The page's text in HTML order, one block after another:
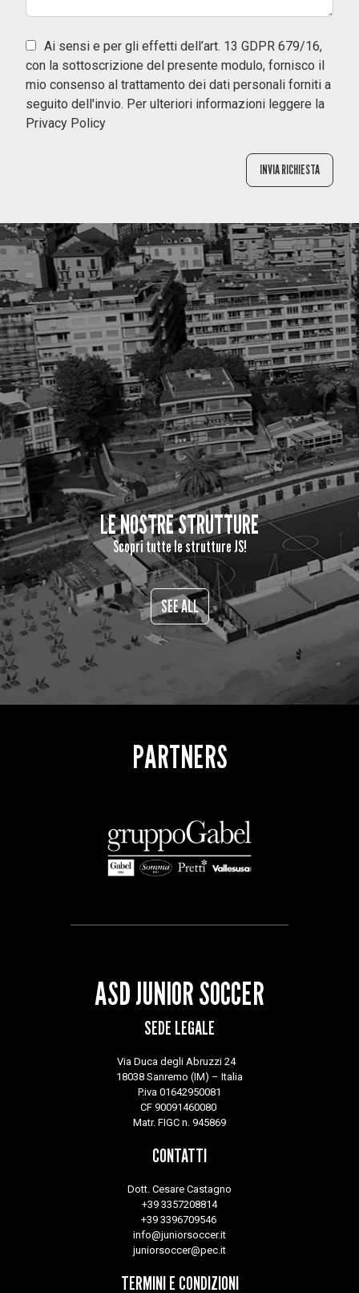
Ai sensi e per gli effetti dell’art. 13 GDPR 679/16,
con la sottoscrizione del presente modulo, fornisco il
mio consenso al trattamento dei dati personali forniti a
seguito dell'invio. Per ulteriori informazioni leggere la
Privacy Policy
LE NOSTRE STRUTTURE
Scopri tutte le strutture JS!
SEE ALL
PARTNERS
ASD JUNIOR SOCCER
SEDE LEGALE
Via Duca degli Abruzzi 24
18038 Sanremo (IM) – Italia
P.iva 01642950081
CF 90091460080
Matr. FIGC n. 945869
CONTATTI
Dott. Cesare Castagno
+39 3357208814
+39 3396709546
info@juniorsoccer.it
juniorsoccer@pec.it
TERMINI E CONDIZIONI